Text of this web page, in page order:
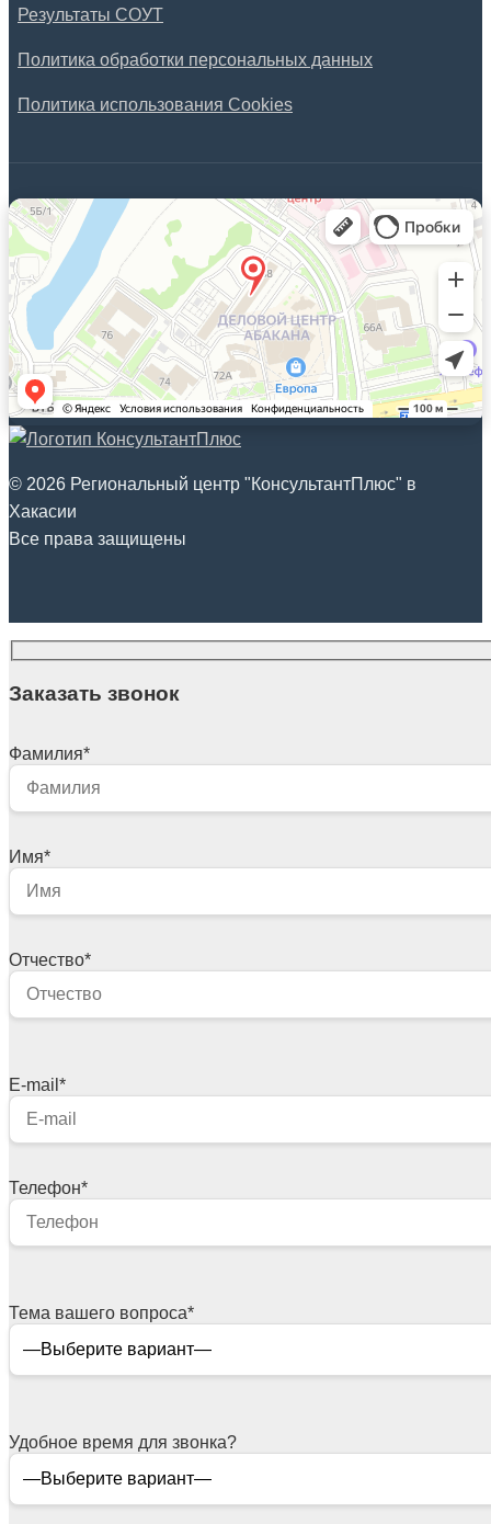
Результаты СОУТ
Политика обработки персональных данных
Политика использования Cookies
© 2026 Региональный центр "КонсультантПлюс" в
Хакасии
Все права защищены
Заказать звонок
Фамилия*
Имя*
Отчество*
E-mail *
Телефон*
Тема вашего вопроса*
Удобное время для звонка?